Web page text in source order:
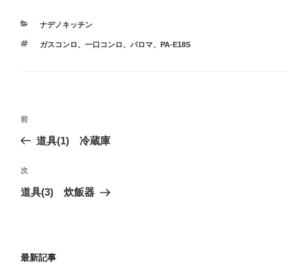
カ
ゴ
ナデノキッチン
タ
ガスコンロ、 一口コンロ、 パロマ、 PA-E18S
投
ナ
ビ
ゲ
ン
前
の
稿
前
道具(1) 冷蔵庫
次
の
次
道具(3) 炊飯器
最新記事